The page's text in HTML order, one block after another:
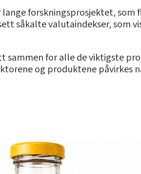
forskningsprosjektet, som
såkalte valutaindekser, som
sammen for alle de viktigste
og produktene påvirkes